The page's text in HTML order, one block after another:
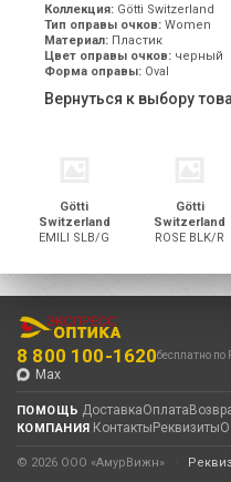
Коллекция: Götti Switzerland
Тип оправы очков: Women
Материал: Пластик
Цвет оправы очков: черный
Форма оправы: Oval
Вернуться к выбору
Götti
Switzerland
EMILI SLB/G
Götti
Switzerland
ROSE BLK/R
8 800 100-1620бесплатно по
Max
ПОМОЩЬ ДоставкаОплата
КОМПАНИЯ Контакты Реквизиты
© 2026 ООО «АмурВижн» ·